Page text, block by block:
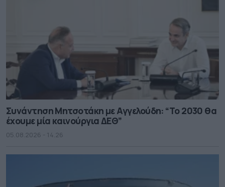
Συνάντηση Μητσοτάκη με Αγγελούδη: “Το 2030 θα
έχουμε μία καινούργια ΔΕΘ”
05.08.2026 - 14.26